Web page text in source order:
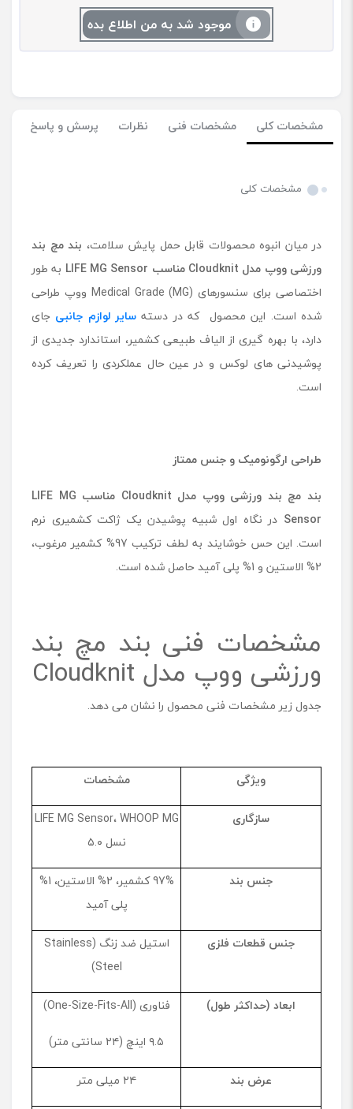
موجود شد به من اطلاع بده
مشخصات کلی مشخصات فنی نظرات پرسش و پاسخ
مشخصات کلی
در میان انبوه محصولات قابل حمل پایش سلامت، بند مچ ‌بند
ورزشی ووپ مدل Cloudknit
مناسب
به طور
اختصاصی برای سنسورهای Medical Grade (MG) ووپ طراحی
شده است. این محصول که در دسته سایر لوازم جانبی جای
دارد، با بهره‌ گیری از الیاف طبیعی کشمیر، استاندارد جدیدی از
پوشیدنی ‌های لوکس و در عین حال عملکردی را تعریف کرده
است.
طراحی ارگونومیک و جنس ممتاز
بند مچ‌ بند ورزشی ووپ مدل Cloudknit
مناسب LIFE MG
Sensor در نگاه اول شبیه پوشیدن یک ژاکت کشمیری نرم
است. این حس خوشایند به لطف ترکیب 97% کشمیر مرغوب،
2% الاستین و 1% پلی‌ آمید حاصل شده است.
مشخصات فنی بند مچ بند
ورزشی ووپ مدل Cloudknit
جدول زیر مشخصات فنی محصول را نشان می دهد.
ویژگی
مشخصات
سازگاری
LIFE MG Sensor، WHOOP MG
نسل ۵.۰
جنس بند
97% کشمیر، 2% الاستین، 1%
پلی ‌آمید
جنس قطعات فلزی
استیل ضد زنگ (Stainless
Steel)
ابعاد (حداکثر طول)
فناوری (One-Size-Fits-All)
۹.۵ اینچ (۲۴ سانتی ‌متر)
عرض بند
۲۴ میلی‌ متر